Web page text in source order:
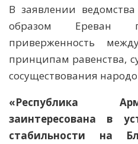
В заявлении
образом Ереван
приверженность
принципам равенства,
сосуществования
«Республика
заинтересована в
стабильности на